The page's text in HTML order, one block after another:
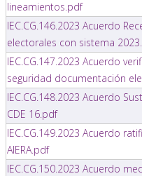
lineamientos.pdf
IEC.CG.146.2023 Acuerdo
electorales con sistema
IEC.CG.147.2023 Acuerdo
seguridad documentación
IEC.CG.148.2023 Acuerdo
CDE 16.pdf
IEC.CG.149.2023 Acuerdo
AIERA.pdf
IEC.CG.150.2023 Acuerdo